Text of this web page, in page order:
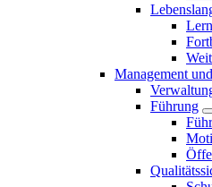
Management
Führung